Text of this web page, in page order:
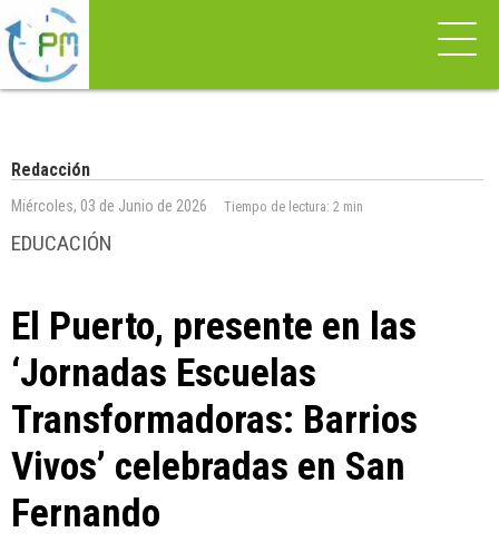
Redacción
Miércoles, 03 de Junio de 2026 Tiempo de lectura: 2 min
EDUCACIÓN
El Puerto, presente en las
‘Jornadas Escuelas
Transformadoras: Barrios
Vivos’ celebradas en San
Fernando